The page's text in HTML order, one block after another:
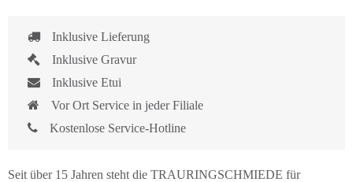
Inklusive Lieferung
Inklusive Gravur
Inklusive Etui
Vor Ort Service in jeder Filiale
Kostenlose Service-Hotline
Seit über 15 Jahren steht die TRAURINGSCHMIEDE für